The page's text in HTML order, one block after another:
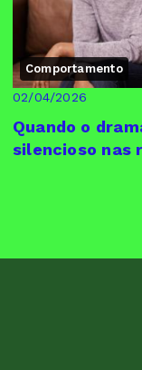
Comportamento
02/04/2026
Quando o
silencioso nas